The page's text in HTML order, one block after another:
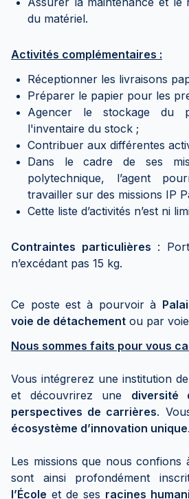
du matériel.
Activités complémentaires :
Réceptionner les livraisons
Préparer le papier pour les
Agencer le stockage du
l'inventaire du stock ;
Contribuer aux différentes
Dans le cadre de ses
polytechnique, l’agent
travailler sur des missions IP
Cette liste d’activités n’est ni
Contraintes particulières :
n’excédant pas 15 kg.
Ce poste est à pourvoir à
voie de détachement ou par voie
Nous sommes faits pour vous
Vous intégrerez une institution
et découvrirez une diversité
perspectives de carrières.
écosystème d’innovation unique.
Les missions que nous confions
sont ainsi profondément
l’École et de ses racines